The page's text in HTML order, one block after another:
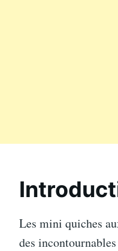
Les mini quiches
des